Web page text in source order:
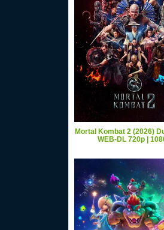
Mortal Kombat 2 (2026)
WEB-DL 720p |